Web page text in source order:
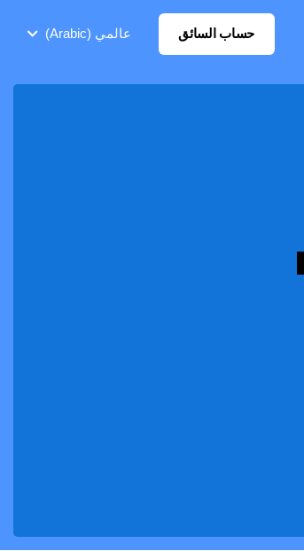
حساب السائق عالمي (Arabic)